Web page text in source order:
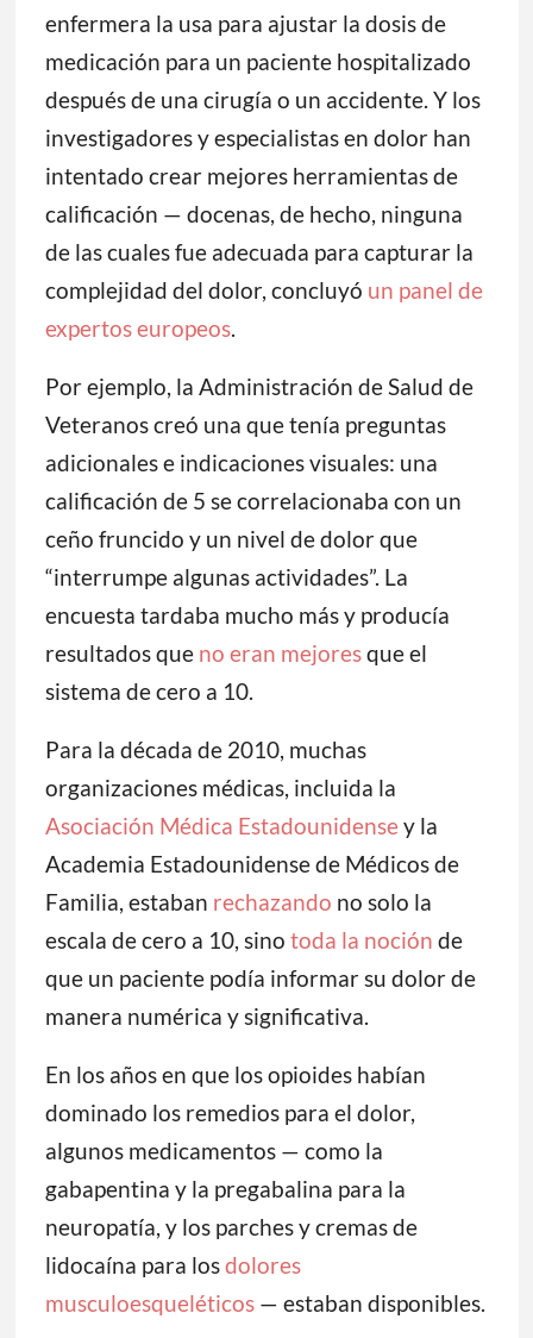
enfermera la usa para ajustar la dosis de
medicación para un paciente hospitalizado
después de una cirugía o un accidente. Y los
investigadores y especialistas en dolor han
intentado crear mejores herramientas de
calificación — docenas, de hecho, ninguna
de las cuales fue adecuada para capturar la
complejidad del dolor, concluyó un panel de
expertos europeos.
Por ejemplo, la Administración de Salud de
Veteranos creó una que tenía preguntas
adicionales e indicaciones visuales: una
calificación de 5 se correlacionaba con un
ceño fruncido y un nivel de dolor que
“interrumpe algunas actividades”. La
encuesta tardaba mucho más y producía
resultados que no eran mejoresque el
sistema de cero a 10.
Para la década de 2010, muchas
organizaciones médicas, incluida la
Asociación Médica Estadounidensey la
Academia Estadounidense de Médicos de
Familia, estaban rechazando no solo la
escala de cero a 10, sino toda la noción de
que un paciente podía informar su dolor de
manera numérica y significativa.
En los años en que los opioides habían
dominado los remedios para el dolor,
algunos medicamentos — como la
gabapentina y la pregabalina para la
neuropatía, y los parches y cremas de
lidocaína para losdolores
musculoesqueléticos— estaban disponibles.